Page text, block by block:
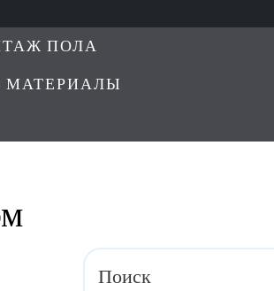
ПОЛА
МАТЕРИАЛЫ
Поиск